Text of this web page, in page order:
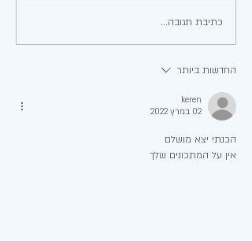
כתיבת תגובה...
החדשות ביותר
keren
02 במרץ 2022
הכנתי יצא מושלם
אין על המתכונים שלך